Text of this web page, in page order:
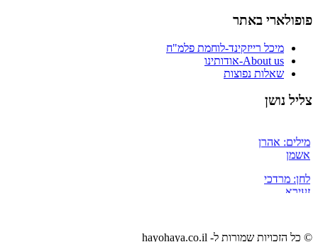
פופולארי באתר
מיכל רייזקינד-לוחמת פלמ"ח
About us-אודותינו
שאלות נפוצות
צליל נושן
שירת הנודד
מילים: אהרן
אשמן
לחן: מרדכי
זעירא
אֲבָנִים לְבַנְבַנוֹת
© כל הזכויות שמורות ל- hayohaya.co.il